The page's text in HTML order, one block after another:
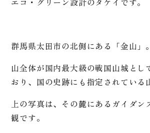
群馬県太田市の北側にある「金山」。
山全体が国内最大級の戦国山城とし
おり、国の史跡にも指定されている
上の写真は、その麓にあるガイダン
観です。